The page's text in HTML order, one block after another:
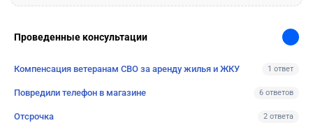
Проведенные консультации
Компенсация ветеранам СВО за аренду жилья и ЖКУ 1 ответ
Повредили телефон в магазине 6 ответов
Отсрочка 2 ответа